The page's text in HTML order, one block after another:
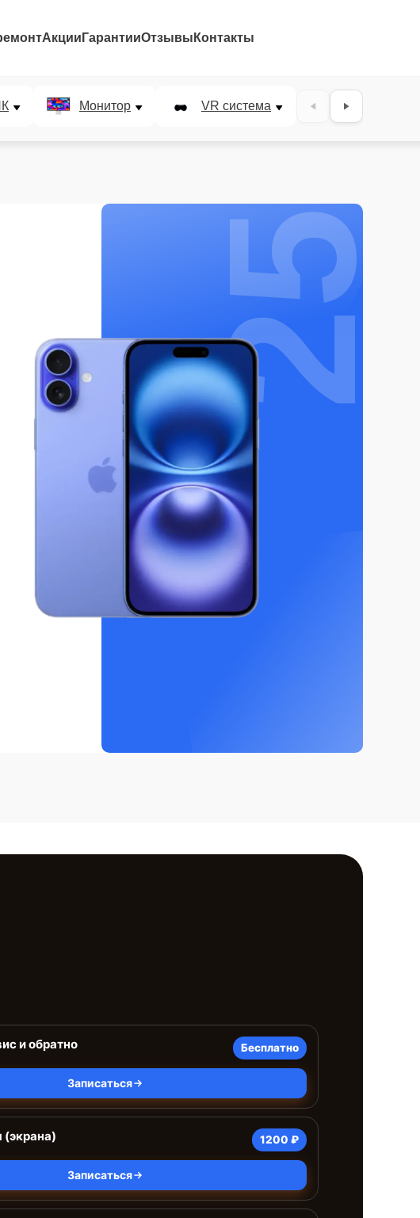
Акции ГарантииОтзывы Контакты
Монитор VR система Наушники
25%
и обратно Бесплатно
Записаться
(экрана) 1200 ₽
Записаться